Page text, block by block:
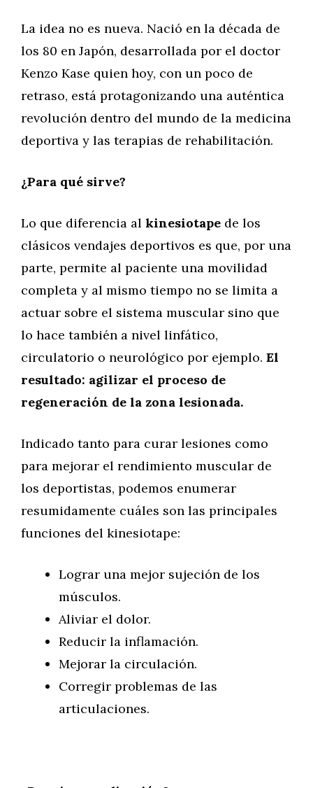
La idea no es nueva. Nació en la década de
los 80 en Japón, desarrollada por el doctor
Kenzo Kase quien hoy, con un poco de
retraso, está protagonizando una auténtica
revolución dentro del mundo de la medicina
deportiva y las terapias de rehabilitación.
¿Para qué sirve?
Lo que diferencia al kinesiotape de los
clásicos vendajes deportivos es que, por una
parte, permite al paciente una movilidad
completa y al mismo tiempo no se limita a
actuar sobre el sistema muscular sino que
lo hace también a nivel linfático,
circulatorio o neurológico por ejemplo. El
resultado: agilizar el proceso de
regeneración de la zona lesionada.
Indicado tanto para curar lesiones como
para mejorar el rendimiento muscular de
los deportistas, podemos enumerar
resumidamente cuáles son las principales
funciones del kinesiotape:
Lograr una mejor sujeción de los
músculos.
Aliviar el dolor.
Reducir la inflamación.
Mejorar la circulación.
Corregir problemas de las
articulaciones.